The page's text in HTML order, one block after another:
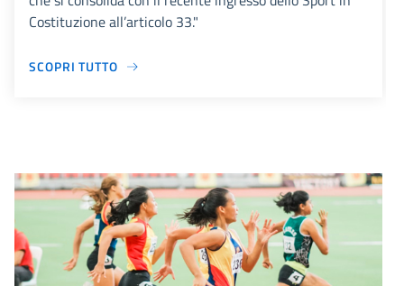
Costituzione all’articolo 33."
SCOPRI TUTTO